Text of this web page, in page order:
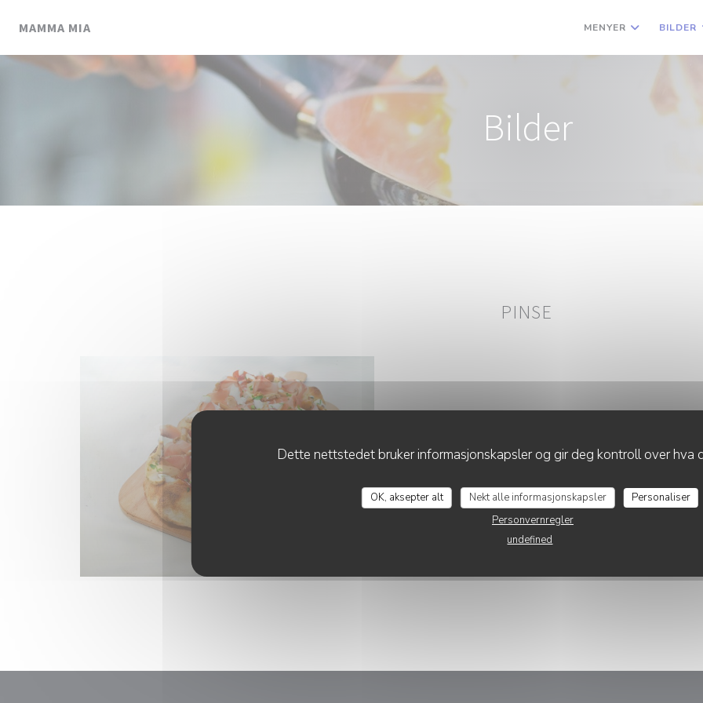
Dette nettstedet bruker informasjonskapsler og gir deg kontroll over hva
OK, aksepter alt Nekt alle informasjonskapsler
Personaliser
Personvernregler
undefined
MAMMA MIA MENYER BILDER
Bilder
PINSE
MAMMA MIA